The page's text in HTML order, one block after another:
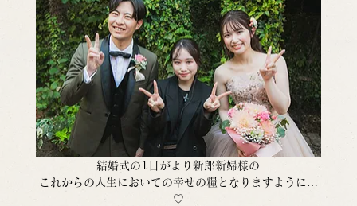
結婚式の1日がより新郎新婦様の
これからの人生においての幸せの糧となりますように…
♡